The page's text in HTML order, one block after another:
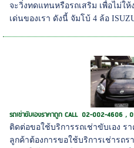
จะวิ่งทดแทนหรือรถเสริม เพื่อไม่
เด่นของเรา ดังนี้ จัมโบ้ 4 ล้อ
รถเช่าขับเองราคาถูก CALL 02-002-
ติดต่อขอใช้บริการรถเช่าขับเอง ร
ลูกค้าต้องการขอใช้บริการเช่ารถร